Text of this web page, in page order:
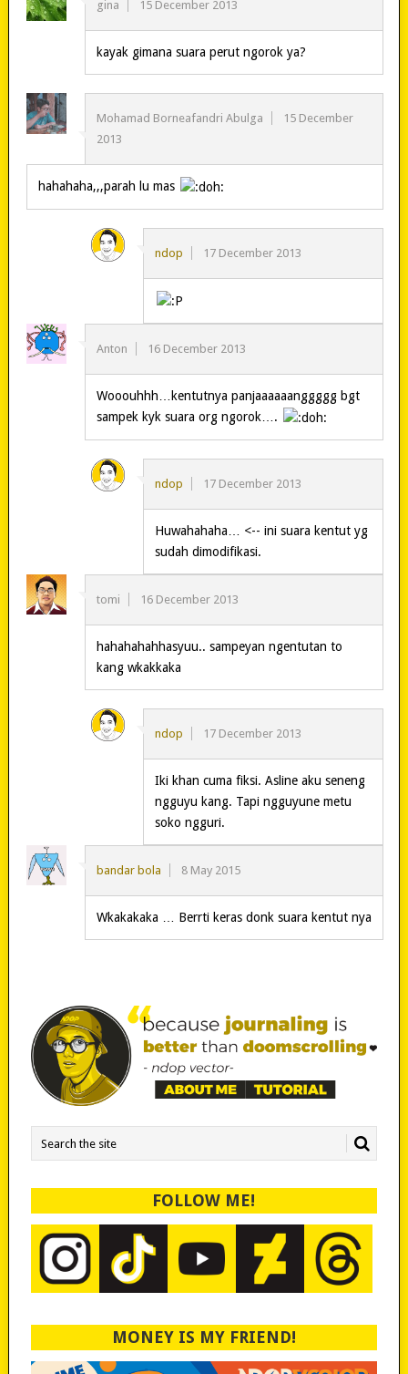
gina 15 December 2013
kayak gimana suara perut ngorok ya?
Mohamad Borneafandri Abulga
15 December
2013
hahahaha,,,parah lu mas
ndop 17 December 2013
Anton 16 December 2013
Wooouhhh…kentutnya panjaaaaaanggggg bgt
sampek kyk suara org ngorok….
ndop 17 December 2013
Huwahahaha… <-- ini suara kentut yg
sudah dimodifikasi.
tomi 16 December 2013
hahahahahhasyuu.. sampeyan ngentutan to
kang wkakkaka
ndop 17 December 2013
Iki khan cuma fiksi. Asline aku seneng
ngguyu kang. Tapi ngguyune metu
soko ngguri.
bandar bola 8 May 2015
Wkakakaka … Berrti keras donk suara kentut nya
FOLLOW ME!
MONEY IS MY FRIEND!